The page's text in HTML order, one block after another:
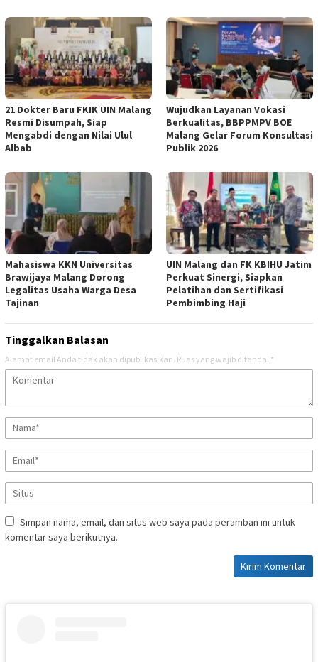
21 Dokter Baru FKIK UIN Malang
Resmi Disumpah, Siap
Mengabdi dengan Nilai Ulul
Albab
Wujudkan Layanan Vokasi
Berkualitas, BBPPMPV BOE
Malang Gelar Forum Konsultasi
Publik 2026
Mahasiswa KKN Universitas
Brawijaya Malang Dorong
Legalitas Usaha Warga Desa
Tajinan
UIN Malang dan FK KBIHU Jatim
Perkuat Sinergi, Siapkan
Pelatihan dan Sertifikasi
Pembimbing Haji
Tinggalkan Balasan
Alamat email Anda tidak akan dipublikasikan. Ruas yang wajib ditandai *
Simpan nama, email, dan situs web saya pada peramban ini untuk
komentar saya berikutnya.